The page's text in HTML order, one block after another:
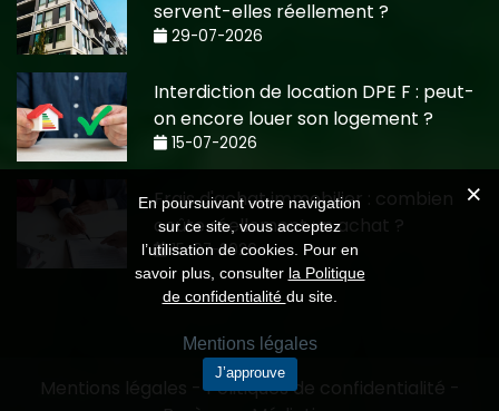
servent-elles réellement ?
29-07-2026
Interdiction de location DPE F : peut-
on encore louer son logement ?
15-07-2026
Frais d'achat immobilier : combien
coûte réellement un achat ?
15-07-2026
-Politiques de confidentialité
En poursuivant votre navigation
sur ce site, vous acceptez
l’utilisation de cookies. Pour en
savoir plus, consulter la Politique
de confidentialité du site.
Mentions légales
J’approuve